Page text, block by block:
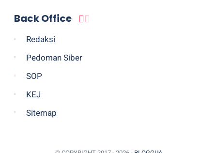
Back Office
Redaksi
Pedoman Siber
SOP
KEJ
Sitemap